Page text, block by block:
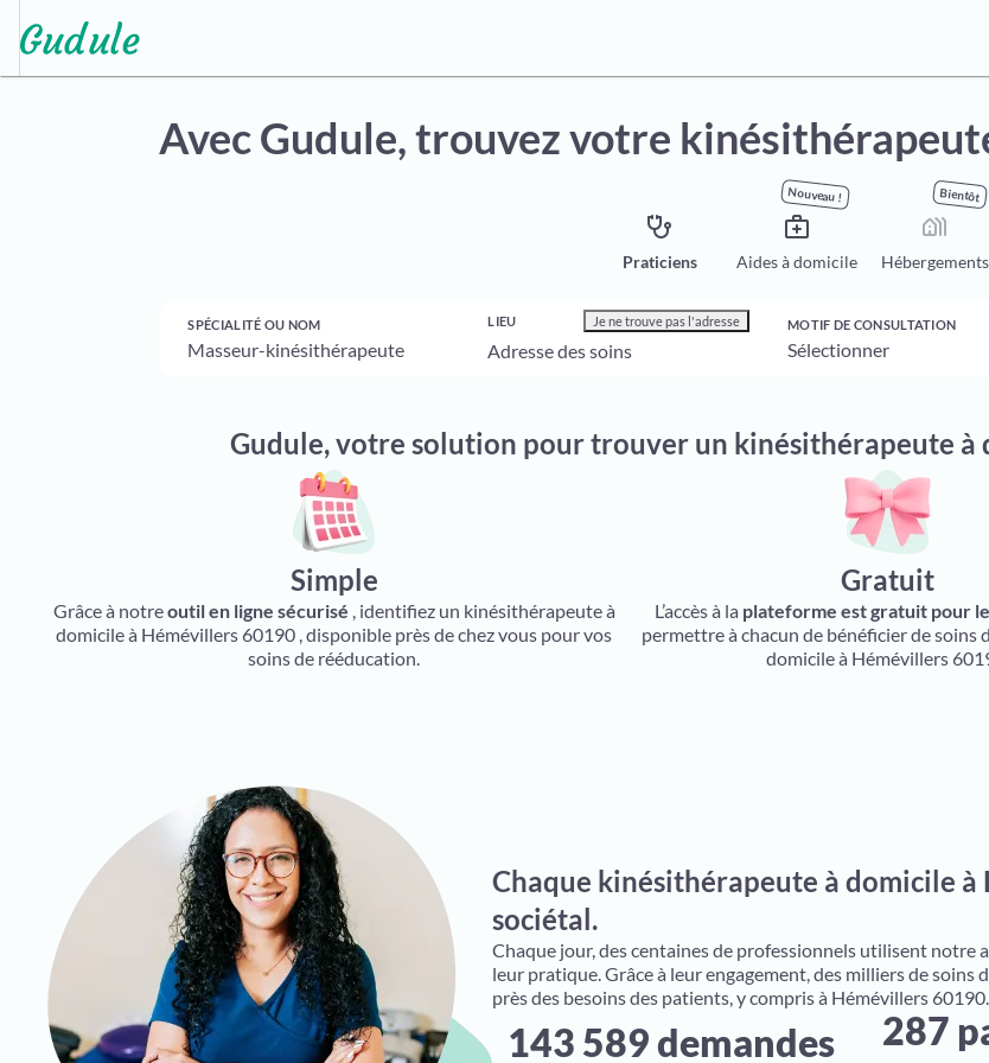
Avec Gudule,trouvez votre
stethoscope
Praticiens
Nouveau !
medical_services
Aides à domicile
Bientôt
holiday_village
Hébergements
SPÉCIALITÉ OU NOM LIEU Je ne trouve pas l'adresse MOTIF DE CONSULTATION
Gudule, votre solution pour trouver un kinésithérapeute à
Simple
Grâce à notreoutil en ligne sécurisé , identifiez un kinésithérapeute à
domicile à Hémévillers 60190 , disponible près de chez vous pour vos
soins de rééducation.
Gratuit
L’accès à la plateforme est gratuit pour
permettre à chacun de bénéficier de soins
domicile à Hémévillers
Chaque kinésithérapeute à domicile
sociétal.
Chaque jour, des centaines de professionnels utilisent
leur pratique. Grâce à leur engagement, des milliers de soins
près des besoins des patients, y compris à Hémévillers 60190.
143 589 demandes 287